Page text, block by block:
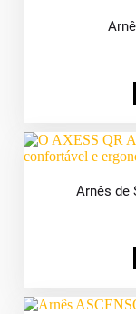
Arnês de